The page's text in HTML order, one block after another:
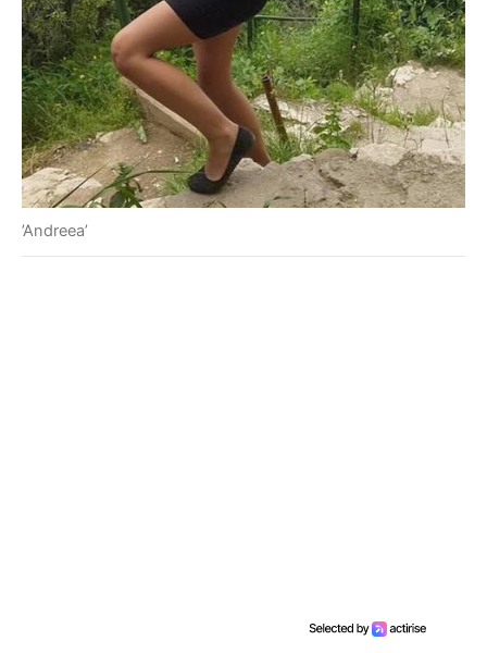
’Andreea’